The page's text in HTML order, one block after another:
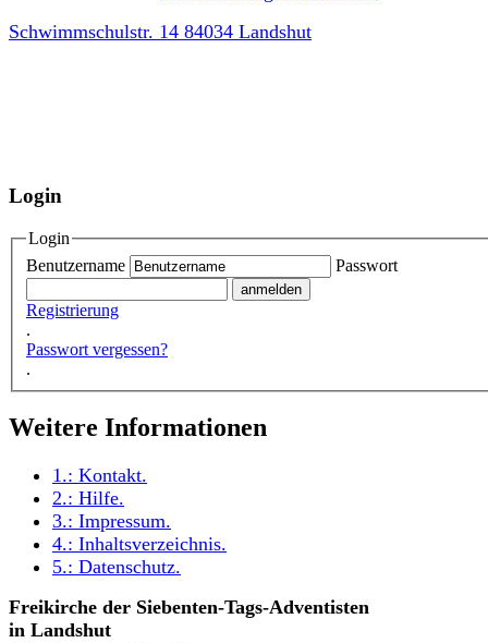
Schwimmschulstr. 14 84034 Landshut
Login
Login
Benutzername
Passwort
Registrierung
.
Passwort vergessen?
.
Weitere Informationen
1.: Kontakt.
2.: Hilfe.
3.: Impressum.
4.: Inhaltsverzeichnis.
5.: Datenschutz.
Freikirche der Siebenten-Tags-Adventisten
in Landshut